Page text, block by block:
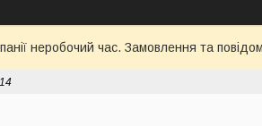
неробочий час. Замовлення та